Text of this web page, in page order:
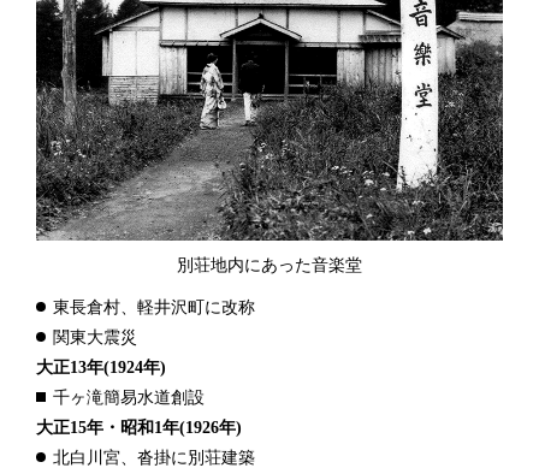
別荘地内にあった音楽堂
東長倉村、軽井沢町に改称
関東大震災
大正13年(1924年)
千ヶ滝簡易水道創設
大正15年・昭和1年(1926年)
北白川宮、沓掛に別荘建築